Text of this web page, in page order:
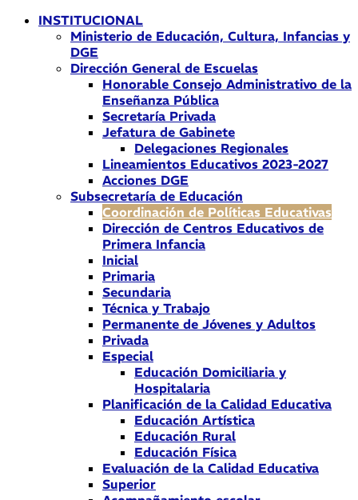
INSTITUCIONAL
Ministerio de Educación, Cultura, Infancias y
DGE
Dirección General de Escuelas
Honorable Consejo Administrativo de la
Enseñanza Pública
Secretaría Privada
Jefatura de Gabinete
Delegaciones Regionales
Lineamientos Educativos 2023-2027
Acciones DGE
Subsecretaría de Educación
Coordinación de Políticas Educativas
Dirección de Centros Educativos de
Primera Infancia
Inicial
Primaria
Secundaria
Técnica y Trabajo
Permanente de Jóvenes y Adultos
Privada
Especial
Educación Domiciliaria y
Hospitalaria
Planificación de la Calidad Educativa
Educación Artística
Educación Rural
Educación Física
Evaluación de la Calidad Educativa
Superior